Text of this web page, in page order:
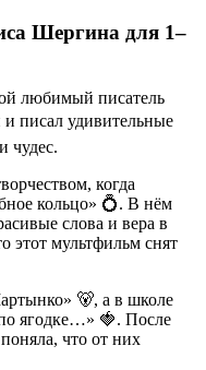
Шергина для 1–
любимый писатель
писал удивительные
чудес.
когда
кольцо» 💍. В нём
слова и вера в
этот мультфильм снят
🐻, а в школе
ягодке…» 🍓. После
что от них